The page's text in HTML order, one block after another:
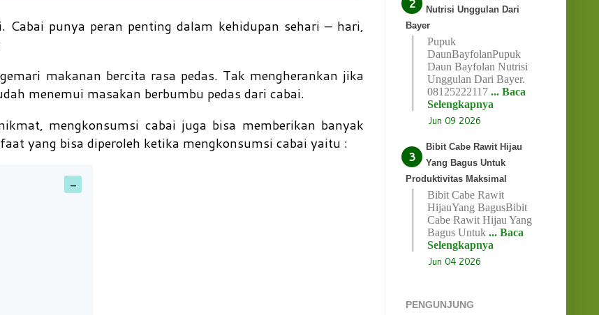
punya peran penting dalam kehidupan sehari – hari,
makanan bercita rasa pedas. Tak mengherankan jika
menemui masakan berbumbu pedas dari cabai.
mengkonsumsi cabai juga bisa memberikan banyak
yang bisa diperoleh ketika mengkonsumsi cabai yaitu :
Nutrisi Unggulan Dari
Bayer
Pupuk
DaunBayfolanPupuk
Daun Bayfolan Nutrisi
Unggulan Dari Bayer.
08125222117 ... Baca
Selengkapnya
Jun 09 2026
Bibit Cabe Rawit Hijau
Yang Bagus Untuk
Produktivitas Maksimal
Bibit Cabe Rawit
HijauYang BagusBibit
Cabe Rawit Hijau Yang
Bagus Untuk ... Baca
Selengkapnya
Jun 04 2026
PENGUNJUNG